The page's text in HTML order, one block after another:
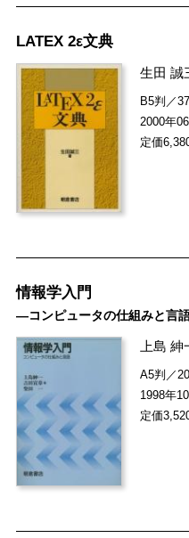
LATEX 2ε文典
生田 誠
B5判／
2000年
定価
情報学入門
―コンピュータの仕組みと言
上島 紳
A5判／
1998年
定価